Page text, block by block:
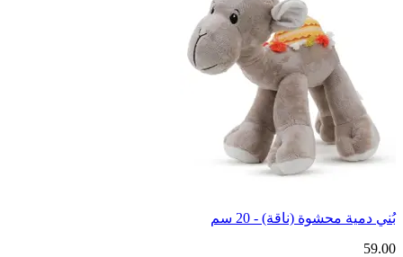
بُني دمية محشوة (ناقة) - 20 سم
59.00